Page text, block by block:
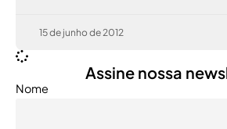
15 de junho de 2012
Assine nossa
Nome